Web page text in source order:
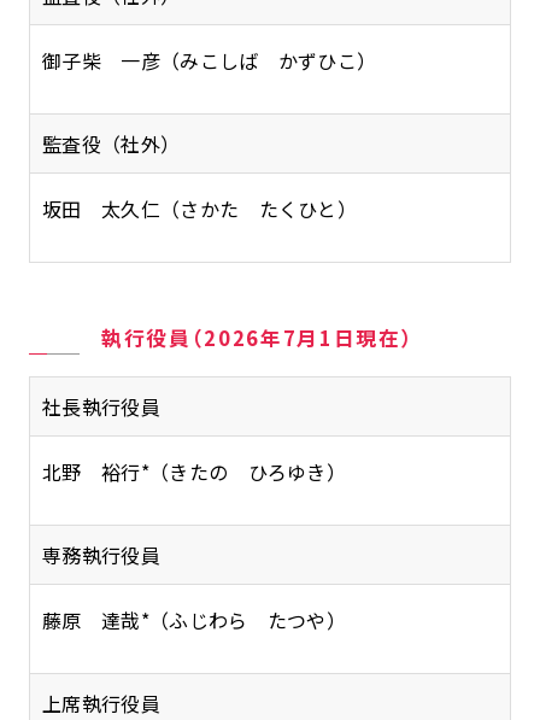
御子柴 一彦（みこしば かずひこ）
監査役（社外）
坂田 太久仁（さかた たくひと）
執行役員（2026年7月1日現在）
社長執行役員
北野 裕行*（きたの ひろゆき）
専務執行役員
藤原 達哉*（ふじわら たつや）
上席執行役員